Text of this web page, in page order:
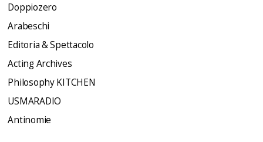
Doppiozero
Arabeschi
Editoria & Spettacolo
Acting Archives
Philosophy KITCHEN
USMARADIO
Antinomie